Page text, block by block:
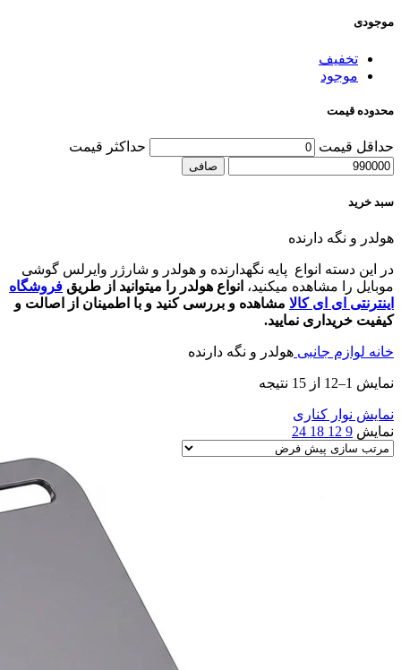
موجودی
تخفیف
موجود
محدوده قیمت
حداقل قیمت حداكثر قيمت
صافی
سبد خرید
هولدر و نگه دارنده
در این دسته انواع پایه نگهدارنده و هولدر و شارژر وایرلس گوشی
موبایل را مشاهده میکنید، انواع هولدر را میتوانید از طریق فروشگاه
اینترنتی ای ای کالا مشاهده و بررسی کنید و با اطمینان از اصالت و
کیفیت خریداری نمایید.
خانه لوازم جانبی هولدر و نگه دارنده
نمایش 1–12 از 15 نتیجه
نمایش نوار کناری
نمایش 9
12
18
24